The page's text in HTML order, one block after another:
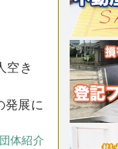
空き
発展に
体紹介